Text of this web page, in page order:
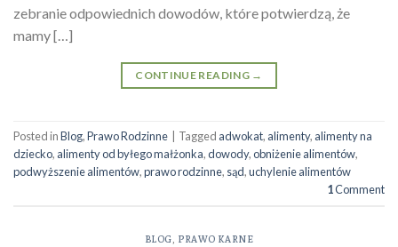
zebranie odpowiednich dowodów, które potwierdzą, że
mamy […]
CONTINUE READING →
Posted inBlog,Prawo Rodzinne Tagged adwokat, alimenty, alimenty na
dziecko, alimenty od byłego małżonka,dowody,obniżenie alimentów,
podwyższenie alimentów,prawo rodzinne, sąd,uchylenie alimentów
1Comment
BLOG PRAWO KARNE